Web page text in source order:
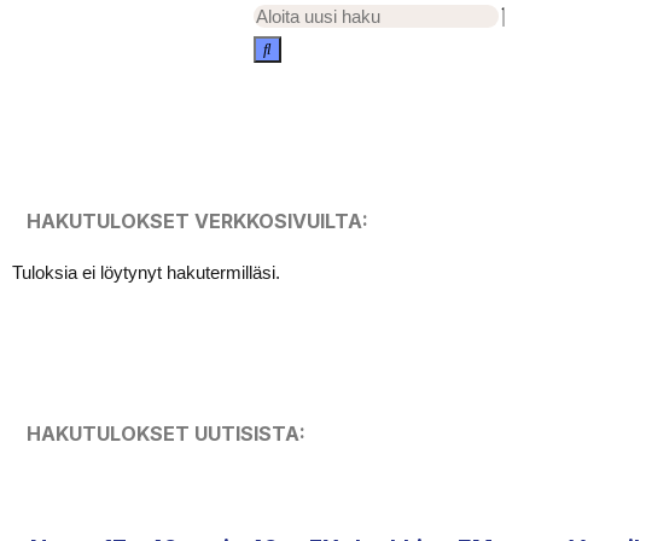
HAKUTULOKSET VERKKOSIVUILTA:
Tuloksia ei löytynyt hakutermilläsi.
HAKUTULOKSET UUTISISTA: